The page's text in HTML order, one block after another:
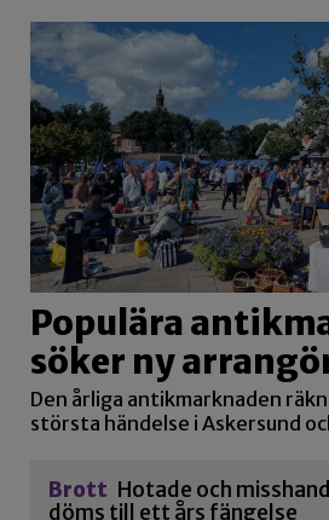
Populära
söker ny
Den årliga antikmarknaden
största händelse i Askersund
Brott Hotade och
döms till ett års fängelse